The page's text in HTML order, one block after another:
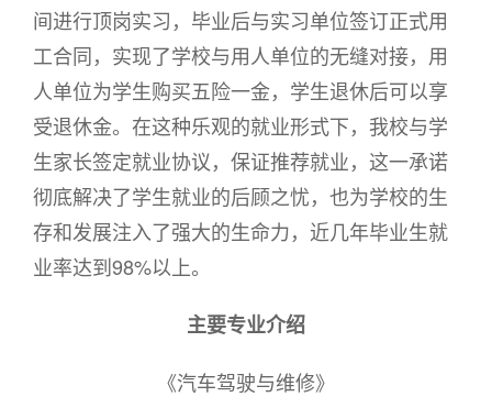
间进行顶岗实习，毕业后与实习单位签订正式用
工合同，实现了学校与用人单位的无缝对接，用
人单位为学生购买五险一金，学生退休后可以享
受退休金。在这种乐观的就业形式下，我校与学
生家长签定就业协议，保证推荐就业，这一承诺
彻底解决了学生就业的后顾之忧，也为学校的生
存和发展注入了强大的生命力，近几年毕业生就
业率达到98%以上。
主要专业介绍
《汽车驾驶与维修》